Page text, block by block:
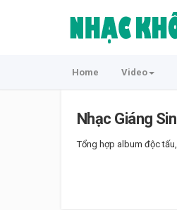
Home Video
Nhạc Giáng
Tổng hợp album độc